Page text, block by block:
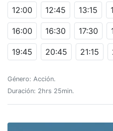
12:00
12:45 13:15
16:00 16:30 17:30
19:45 20:45 21:15
Género: Acción.
Duración: 2hrs 25min.